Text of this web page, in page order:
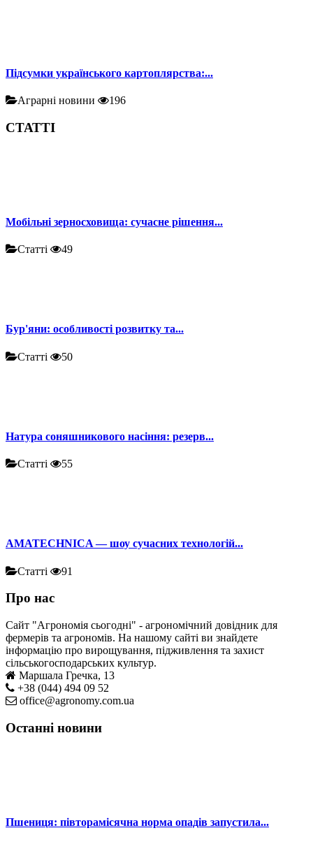
Підсумки українського картоплярства:...
Аграрні новини 196
СТАТТІ
Мобільні зерносховища: сучасне рішення...
Статті 49
Бур'яни: особливості розвитку та...
Статті 50
Натура соняшникового насіння: резерв...
Статті 55
AMATECHNICA — шоу сучасних технологій...
Статті 91
Про нас
Сайт "Агрономія сьогодні" - агрономічний довідник для
фермерів та агрономів. На нашому сайті ви знайдете
інформацію про вирощування, підживлення та захист
сільськогосподарських культур.
Маршала Гречка, 13
+38 (044) 494 09 52
office@agronomy.com.ua
Останні новини
Пшениця: півторамісячна норма опадів запустила...